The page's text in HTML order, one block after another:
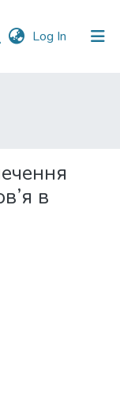
Log In (current)
в